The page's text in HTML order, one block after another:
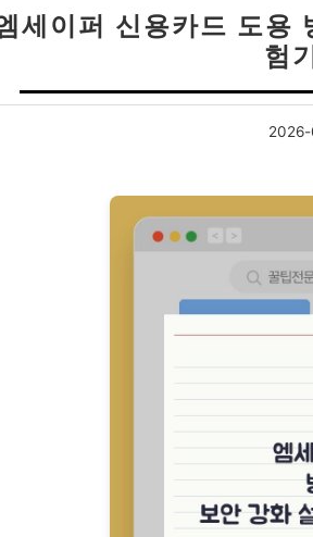
세이퍼 신용카드 도용
험